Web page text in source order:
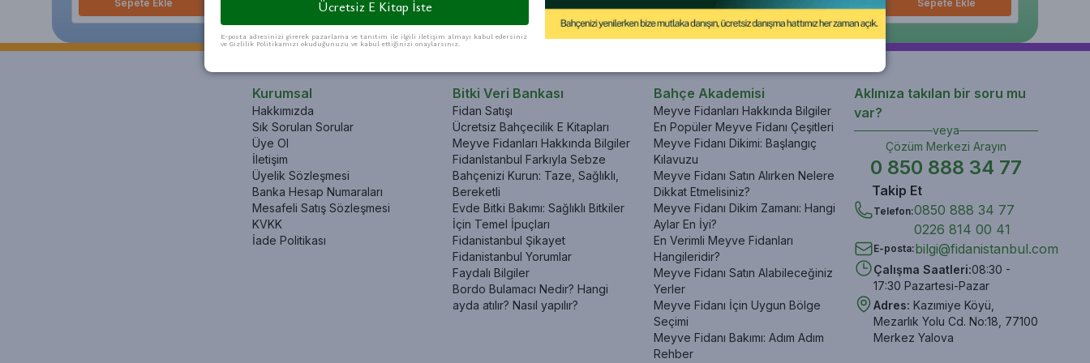
Sepete Ekle Sepete Ekle Sepete Ekle Sepete EkleSepete Ekle
Kurumsal
Hakkımızda
Sık Sorulan Sorular
Üye Ol
İletişim
Üyelik Sözleşmesi
Banka Hesap Numaraları
Mesafeli Satış Sözleşmesi
KVKK
İade Politikası
Bitki Veri Bankası
Fidan Satışı
Ücretsiz Bahçecilik E Kitapları
Meyve Fidanları Hakkında Bilgiler
FidanIstanbul Farkıyla Sebze
Bahçenizi Kurun: Taze, Sağlıklı,
Bereketli
Evde Bitki Bakımı: Sağlıklı Bitkiler
İçin Temel İpuçları
Fidanistanbul Şikayet
Fidanistanbul Yorumlar
Faydalı Bilgiler
Bordo Bulamacı Nedir? Hangi
ayda atılır? Nasıl yapılır?
Bahçe Akademisi
Meyve Fidanları Hakkında Bilgiler
En Popüler Meyve Fidanı Çeşitleri
Meyve Fidanı Dikimi: Başlangıç
Kılavuzu
Meyve Fidanı Satın Alırken Nelere
Dikkat Etmelisiniz?
Meyve Fidanı Dikim Zamanı: Hangi
Aylar En İyi?
En Verimli Meyve Fidanları
Hangileridir?
Meyve Fidanı Satın Alabileceğiniz
Yerler
Meyve Fidanı İçin Uygun Bölge
Seçimi
Meyve Fidanı Bakımı: Adım Adım
Rehber
Aklınıza takılan bir soru mu
var?
veya
Çözüm Merkezi Arayın
0 850 888 34 77
Takip Et
Telefon:0850 888 34 77
0226 814 00 41
E-posta:bilgi@fidanistanbul.com
Çalışma Saatleri:08:30 -
17:30 Pazartesi-Pazar
Adres: Kazımiye Köyü,
Mezarlık Yolu Cd. No:18, 77100
Merkez Yalova
Ücretsiz E Kitap İste
E-posta adresinizi girerek pazarlama ve tanıtım ile ilgili iletişim almayı kabul edersiniz
ve Gizlilik Politikamızı okuduğunuzu ve kabul ettiğinizi onaylarsınız.